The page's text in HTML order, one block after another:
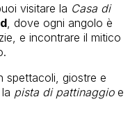
visitare la Casa di
, dove ogni angolo è
e incontrare il mitico
spettacoli, giostre e
pista di pattinaggioe